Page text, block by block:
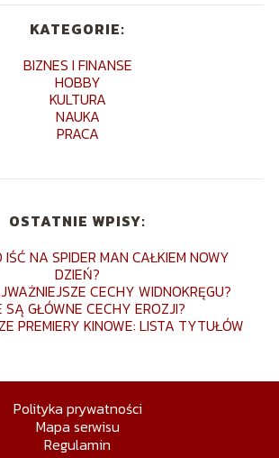
KATEGORIE:
BIZNES I FINANSE
HOBBY
KULTURA
NAUKA
PRACA
OSTATNIE WPISY:
NA SPIDER MAN CAŁKIEM NOWY
DZIEŃ?
CECHY WIDNOKRĘGU?
SĄ GŁÓWNE CECHY EROZJI?
PREMIERY KINOWE: LISTA TYTUŁÓW
Polityka prywatności
Mapa serwisu
Regulamin